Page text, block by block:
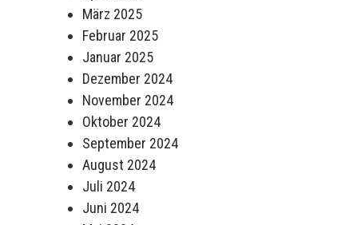
März 2025
Februar 2025
Januar 2025
Dezember 2024
November 2024
Oktober 2024
September 2024
August 2024
Juli 2024
Juni 2024